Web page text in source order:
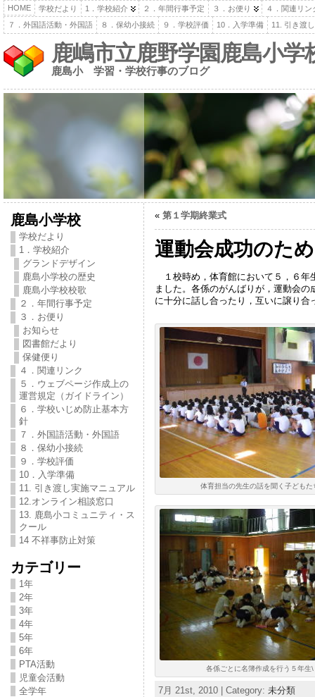
HOME 学校だより 1．学校紹介 ２．年間行事予定 ３．お便り
４．関連リン
７．外国語活動・外国語
８．保幼小接続 ９．学校評価 10．入学準備 11. 引き渡
鹿嶋市立鹿野学園鹿島小学
鹿島小 学習・学校行事のブログ
鹿島小学校
学校だより
1．学校紹介
グランドデザイン
鹿島小学校の歴史
鹿島小学校校歌
２．年間行事予定
３．お便り
お知らせ
図書館だより
保健便り
４．関連リンク
５．ウェブページ作成上の
運営規定（ガイドライン）
６．学校いじめ防止基本方
針
７．外国語活動・外国語
８．保幼小接続
９．学校評価
10．入学準備
11. 引き渡し実施マニュアル
12.オンライン相談窓口
13. 鹿島小コミュニティ・ス
クール
14 不祥事防止対策
カテゴリー
1年
2年
3年
4年
5年
6年
PTA活動
児童会活動
全学年
« 第１学期終業式
運動会成功のた
１校時め，体育館において５，６年
ました。各係のがんばりが，運動会
に十分に話し合ったり，互いに譲り
体育担当の先生の話を聞く子どもた
各係ごとに名簿作成を行う５年生\
7月 21st, 2010 | Category: 未分類